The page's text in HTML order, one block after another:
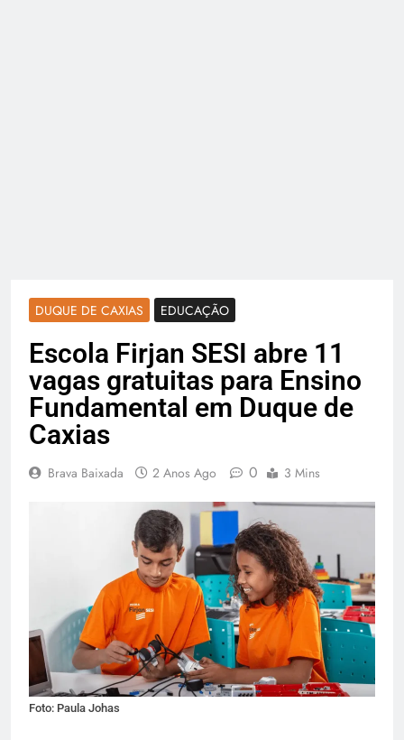
DUQUE DE CAXIAS EDUCAÇÃO
Escola Firjan SESI abre 11
vagas gratuitas para Ensino
Fundamental em Duque de
Caxias
Brava Baixada 2 Anos Ago 0 3 Mins
Foto: Paula Johas